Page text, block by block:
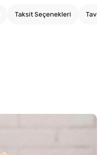
Taksit Seçenekleri